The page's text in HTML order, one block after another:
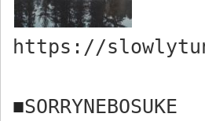
https://
■SORRYNEBOSUKE